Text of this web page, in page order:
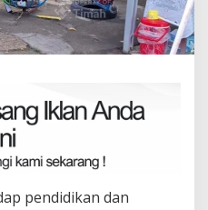
pendidikan dan